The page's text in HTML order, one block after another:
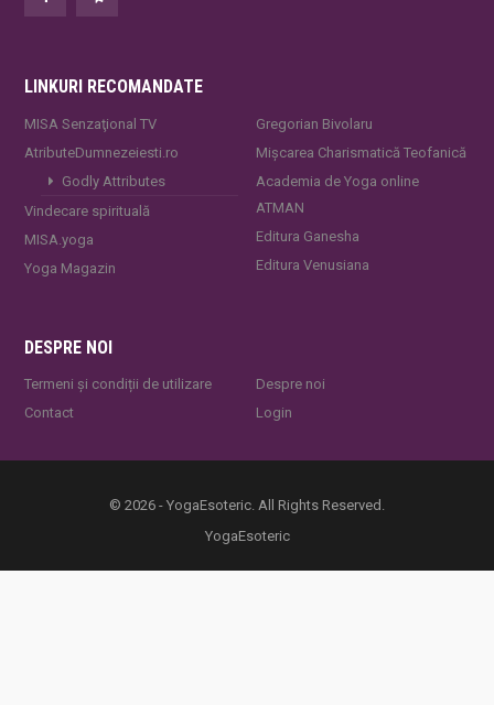
LINKURI RECOMANDATE
MISA Senzaţional TV
AtributeDumnezeiesti.ro
Godly Attributes
Vindecare spirituală
MISA.yoga
Yoga Magazin
Gregorian Bivolaru
Mișcarea Charismatică Teofanică
Academia de Yoga online
ATMAN
Editura Ganesha
Editura Venusiana
DESPRE NOI
Termeni și condiții de utilizare
Contact
Despre noi
Login
© 2026 - YogaEsoteric. All Rights Reserved.
YogaEsoteric